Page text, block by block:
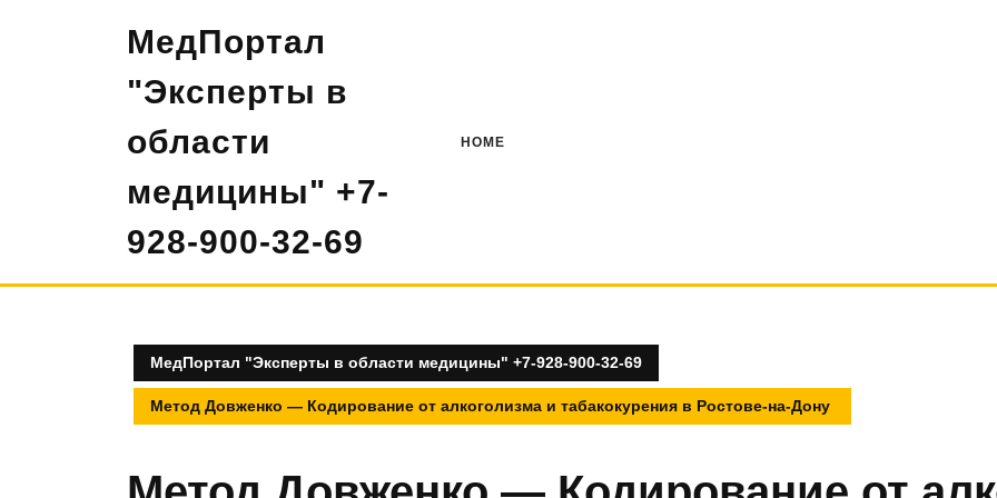
МедПортал
"Эксперты в
области
медицины" +7-
928-900-32-69
HOME
МедПортал "Эксперты в области медицины" +7-928-900-32-69
Метод Довженко — Кодирование от алкоголизма и табакокурения в Ростове-на-Дону